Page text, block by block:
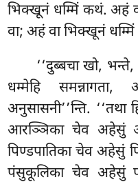
भिक्खूनं धम्मिं कथं. अहं
वा; अहं वा भिक्खूनं धम्मिं
‘‘दुब्बचा खो,
धम्मेहि समन्नागता,
अनुसासनी’’न्ति.
आरञ्ञिका चेव अहेसुं
पिण्डपातिका चेव अहेसुं
पंसुकूलिका चेव अहेसुं